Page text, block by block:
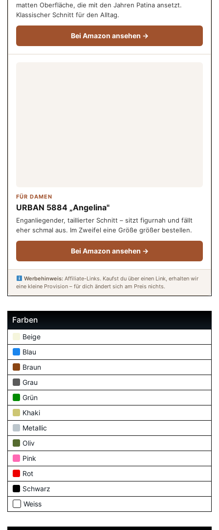
matten Oberfläche, die mit den Jahren Patina ansetzt.
Klassischer Schnitt für den Alltag.
Bei Amazon ansehen →
FÜR DAMEN
URBAN 5884 „Angelina"
Enganliegender, taillierter Schnitt – sitzt figurnah und fällt
eher schmal aus. Im Zweifel eine Größe größer bestellen.
Bei Amazon ansehen →
Werbehinweis:Affiliate-Links. Kaufst du über einen Link, erhalten wir
eine kleine Provision – für dich ändert sich am Preis nichts.
Farben
Beige
Blau
Braun
Grau
Grün
Khaki
Metallic
Oliv
Pink
Rot
Schwarz
Weiss